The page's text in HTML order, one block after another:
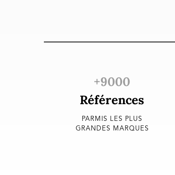
+9000
Références
PARMIS LES PLUS
GRANDES MARQUES